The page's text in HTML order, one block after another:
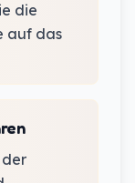
die
auf das
der